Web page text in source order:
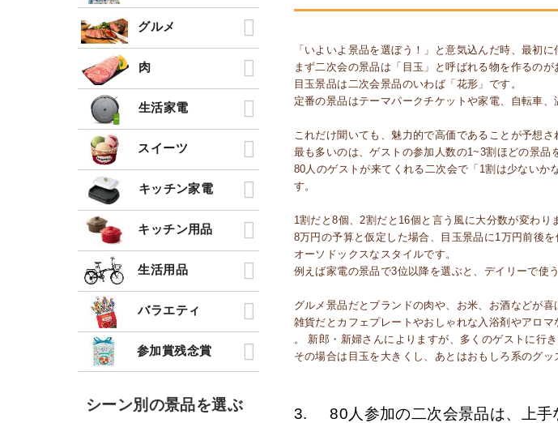
グルメ
肉
生活家電
スイーツ
キッチン家電
キッチン用品
生活用品
バラエティ
参加賞残念賞
シーン別の景品を選ぶ
「いよいよ景品を選ぼう！」と意気込んだ時、最初に
まず二次会の景品は「目玉」と呼ばれる物を作るのが
目玉景品は二次会景品のいわば「花形」です。
定番の景品はテーマパークチケットや家電、自転車、
これだけ聞いても、魅力的で高価であることが予想さ
最も多いのは、ゲストの参加人数の1~3割ほどの景品
80人のゲストが来てくれる二次会で「1割は少ない
す。
1割だと8個、2割だと16個と言う風に大分数が変わり
8万円の予算と仮定した場合、目玉景品に1万円前後
オーソドックスなスタイルです。
例えば家電の景品で3位以降を選ぶと、デイリーで使
グルメ景品だとブランドの肉や、お米、お酒などが喜
雑貨だとカフェプレートやおしゃれな入浴剤やアロマ
。 新郎・新婦さんによりますが、多くのゲストに行
その場合は目玉を大きくし、あとはおもしろ系のグ
3. 80人参加の二次会景品は、上手